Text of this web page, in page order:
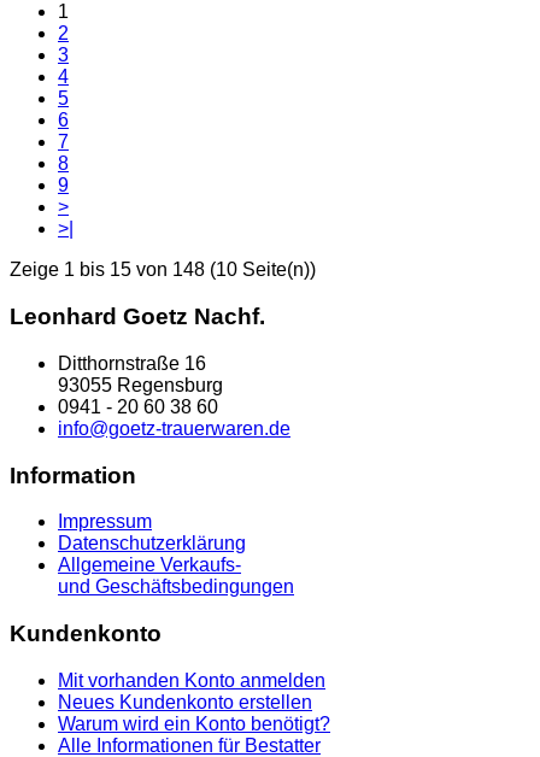
1
2
3
4
5
6
7
8
9
>
>|
Zeige 1 bis 15 von 148 (10 Seite(n))
Leonhard Goetz Nachf.
Ditthornstraße 16
93055 Regensburg
0941 - 20 60 38 60
info@goetz-trauerwaren.de
Information
Impressum
Datenschutzerklärung
Allgemeine Verkaufs-
und Geschäftsbedingungen
Kundenkonto
Mit vorhanden Konto anmelden
Neues Kundenkonto erstellen
Warum wird ein Konto benötigt?
Alle Informationen für Bestatter